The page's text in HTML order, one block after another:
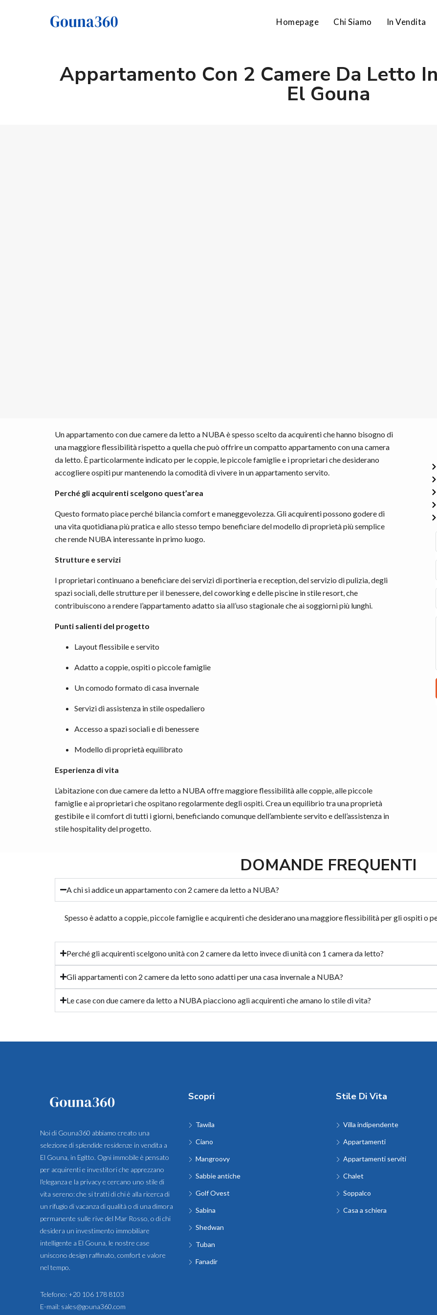
Homepage Chi Siamo In Vendita
Appartamento Con 2 Camere Da Letto
El Gouna
Un appartamento con due camere da letto a NUBA è spesso scelto da acquirenti che hanno bisogno di
una maggiore flessibilità rispetto a quella che può offrire un compatto appartamento con una camera
da letto. È particolarmente indicato per le coppie, le piccole famiglie e i proprietari che desiderano
accogliere ospiti pur mantenendo la comodità di vivere in un appartamento servito.
Perché gli acquirenti scelgono quest’area
Questo formato piace perché bilancia comfort e maneggevolezza. Gli acquirenti possono godere di
una vita quotidiana più pratica e allo stesso tempo beneficiare del modello di proprietà più semplice
che rende NUBA interessante in primo luogo.
Strutture e servizi
I proprietari continuano a beneficiare dei servizi di portineria e reception, del servizio di pulizia, degli
spazi sociali, delle strutture per il benessere, del coworking e delle piscine in stile resort, che
contribuiscono a rendere l’appartamento adatto sia all’uso stagionale che ai soggiorni più lunghi.
Punti salienti del progetto
Layout flessibile e servito
Adatto a coppie, ospiti o piccole famiglie
Un comodo formato di casa invernale
Servizi di assistenza in stile ospedaliero
Accesso a spazi sociali e di benessere
Modello di proprietà equilibrato
Esperienza di vita
L’abitazione con due camere da letto a NUBA offre maggiore flessibilità alle coppie, alle piccole
famiglie e ai proprietari che ospitano regolarmente degli ospiti. Crea un equilibrio tra una proprietà
gestibile e il comfort di tutti i giorni, beneficiando comunque dell’ambiente servito e dell’assistenza in
stile hospitality del progetto.
DOMANDE FREQUENTI
A chi si addice un appartamento con 2 camere da letto a NUBA?
Spesso è adatto a coppie, piccole famiglie e acquirenti che desiderano una maggiore flessibilità per gli ospiti o
Perché gli acquirenti scelgono unità con 2 camere da letto invece di unità con 1 camera da letto?
Gli appartamenti con 2 camere da letto sono adatti per una casa invernale a NUBA?
Le case con due camere da letto a NUBA piacciono agli acquirenti che amano lo stile di vita?
Noi di Gouna360 abbiamo creato una
selezione di splendide residenze in vendita a
El Gouna, in Egitto. Ogni immobile è pensato
per acquirenti e investitori che apprezzano
l'eleganza e la privacy e cercano uno stile di
vita sereno: che si tratti di chi è alla ricerca di
un rifugio di vacanza di qualità o di una dimora
permanente sulle rive del Mar Rosso, o di chi
desidera un investimento immobiliare
intelligente a El Gouna, le nostre case
uniscono design raffinato, comfort e valore
nel tempo.
Telefono: +20 106 178 8103
E-mail: sales@gouna360.com
Scopri
Tawila
Ciano
Mangroovy
Sabbie antiche
Golf Ovest
Sabina
Shedwan
Tuban
Fanadir
Stile Di Vita
Villa indipendente
Appartamenti
Appartamenti serviti
Chalet
Soppalco
Casa a schiera